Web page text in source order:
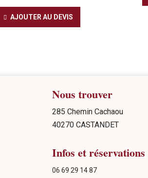
AJOUTER AU DEVIS
Nous trouver
285 Chemin Cachaou
40270 CASTANDET
Infos et réservations
06 69 29 14 87